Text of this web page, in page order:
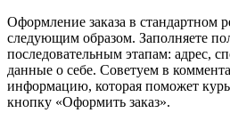
Оформление заказа в стандартном
следующим образом. Заполняете
последовательным этапам: адрес,
данные о себе. Советуем в
информацию, которая поможет
кнопку «Оформить заказ».